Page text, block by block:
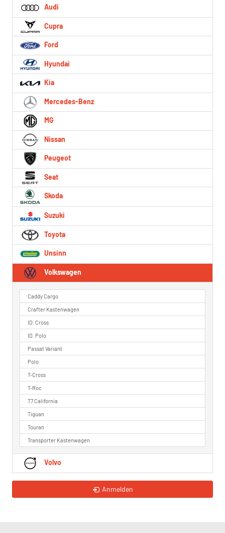
Audi
Cupra
Ford
Hyundai
Kia
Mercedes-Benz
MG
Nissan
Peugeot
Seat
Skoda
Suzuki
Toyota
Unsinn
Volkswagen
Caddy Cargo
Crafter Kastenwagen
ID. Cross
ID. Polo
Passat Variant
Polo
T-Cross
T-Roc
T7 California
Tiguan
Touran
Transporter Kastenwagen
Volvo
Anmelden